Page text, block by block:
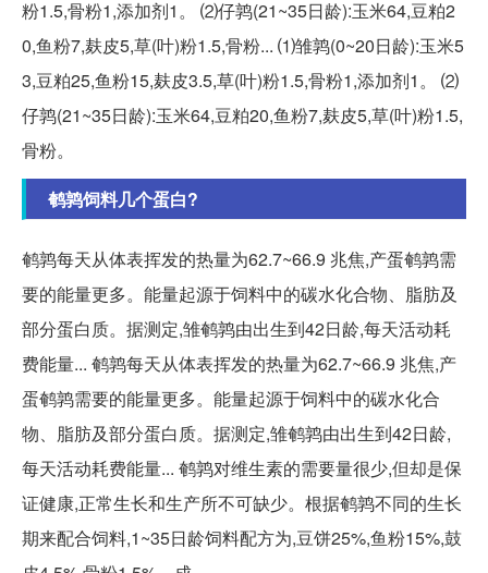
粉1.5,骨粉1,添加剂1。 ⑵仔鹑(21~35日龄):玉米64,豆粕2
0,鱼粉7,麸皮5,草(叶)粉1.5,骨粉... ⑴雏鹑(0~20日龄):玉米5
3,豆粕25,鱼粉15,麸皮3.5,草(叶)粉1.5,骨粉1,添加剂1。 ⑵
仔鹑(21~35日龄):玉米64,豆粕20,鱼粉7,麸皮5,草(叶)粉1.5,
骨粉。
鹌鹑饲料几个蛋白?
鹌鹑每天从体表挥发的热量为62.7~66.9 兆焦,产蛋鹌鹑需
要的能量更多。能量起源于饲料中的碳水化合物、脂肪及
部分蛋白质。据测定,雏鹌鹑由出生到42日龄,每天活动耗
费能量... 鹌鹑每天从体表挥发的热量为62.7~66.9 兆焦,产
蛋鹌鹑需要的能量更多。能量起源于饲料中的碳水化合
物、脂肪及部分蛋白质。据测定,雏鹌鹑由出生到42日龄,
每天活动耗费能量... 鹌鹑对维生素的需要量很少,但却是保
证健康,正常生长和生产所不可缺少。根据鹌鹑不同的生长
期来配合饲料,1~35日龄饲料配方为,豆饼25%,鱼粉15%,鼓